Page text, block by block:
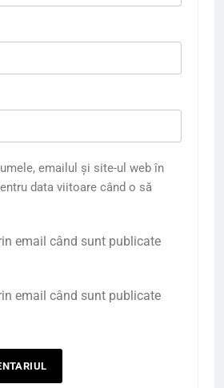
emailul și site-ul web în
data viitoare când o să
email când sunt publicate
email când sunt publicate